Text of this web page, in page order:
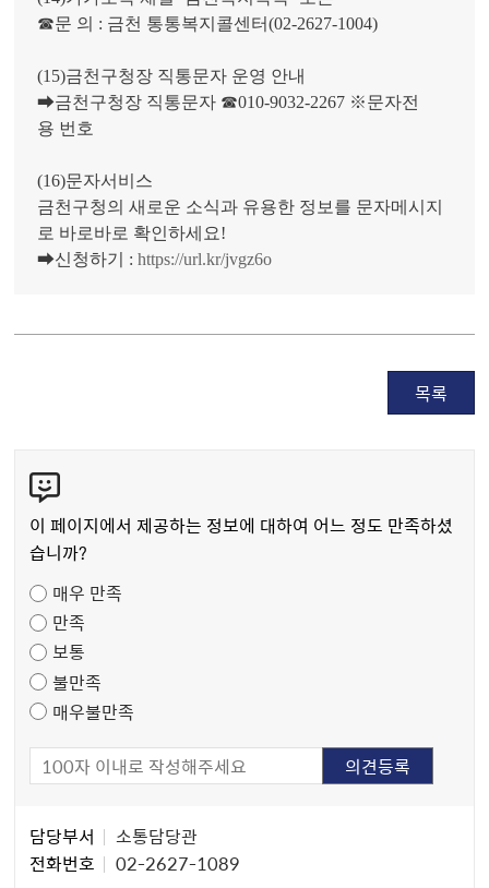
☎문 의 : 금천 통통복지콜센터(02-2627-1004)
(15)금천구청장 직통문자 운영 안내
➡금천구청장 직통문자 ☎010-9032-2267 ※문자전
용 번호
(16)문자서비스
금천구청의 새로운 소식과 유용한 정보를 문자메시지
로 바로바로 확인하세요!
➡신청하기 :https://url.kr/jvgz6o
목록
텐
츠
만
도
조
사
이 페이지에서 제공하는 정보에 대하여 어느 정도 만족하셨
습니까?
매우 만족
만족
보통
불만족
매우불만족
자
담당부서
소통담당관
전화번호
02-2627-1089